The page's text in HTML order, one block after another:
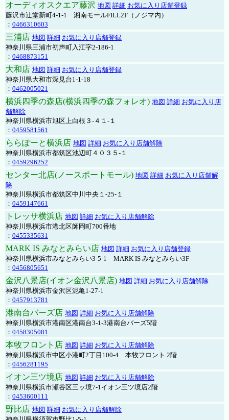
オーディオスクエア藤沢 地図 詳細 お気に入り店舗登録
藤沢市辻堂新町4-1-1 湘南モールFILL2F（ノジマ内）
： 0466310603
三浦店 地図 詳細 お気に入り店舗登録
神奈川県三浦市初声町入江字2-186-1
： 0468873151
大和店 地図 詳細 お気に入り店舗登録
神奈川県大和市深見台1-1-18
： 0462005021
横浜四季の森店(横浜四季の森フォレオ) 地図 詳細 お気に入り店
舗解除
神奈川県横浜市旭区上白根３-４１-１
： 0459581561
ららぽーと横浜店 地図 詳細 お気に入り店舗解除
神奈川県横浜市都筑区池辺町４０３５-１
： 0459296252
センター北店(ノースポートモール) 地図 詳細 お気に入り店舗解
除
神奈川県横浜市都筑区中川中央１-25-１
： 0459147661
トレッサ横浜店 地図 詳細 お気に入り店舗解除
神奈川県横浜市港北区師岡町700番地
： 0455335631
MARK IS みなとみらい店 地図 詳細 お気に入り店舗登録
神奈川県横浜市みなとみらい3-5-1 MARK IS みなとみらい3F
： 0456805651
金沢八景店(イオン金沢八景店) 地図 詳細 お気に入り店舗解除
神奈川県横浜市金沢区泥亀1-27-1
： 0457913781
港南台バーズ店 地図 詳細 お気に入り店舗解除
神奈川県横浜市港南区港南台3-1-3港南台バーズ5階
： 0458305081
本牧フロント店 地図 詳細 お気に入り店舗解除
神奈川県横浜市中区小港町2丁目100-4 本牧フロント 2階
： 0456281195
イオン三ツ境店 地図 詳細 お気に入り店舗解除
神奈川県横浜市瀬谷区三ッ境7-1イオン三ツ境店2階
： 0453600111
野比店 地図 詳細 お気に入り店舗解除